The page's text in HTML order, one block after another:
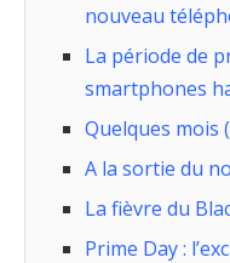
nouveau
La période de
smartphones
Quelques mois
A la sortie du
La fièvre du
Prime Day :